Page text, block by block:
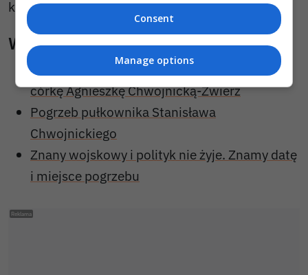
komentować sprawy.
Wiadomości pokrewne
Ostatnie pożegnanie taty Stanisława przez
córkę Agnieszkę Chwojnicką-Zwierz
Pogrzeb pułkownika Stanisława
Chwojnickiego
Znany wojskowy i polityk nie żyje. Znamy datę
i miejsce pogrzebu
Consent
Manage options